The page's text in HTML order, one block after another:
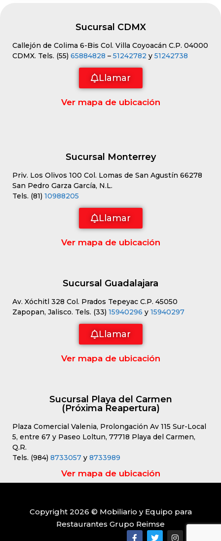
Sucursal CDMX
Callejón de Colima 6-Bis Col. Villa Coyoacán C.P. 04000
CDMX. Tels. (55) 65884828 – 51242782 y 51242738
Llamar
Ver mapa de ubicación
Sucursal Monterrey
Priv. Los Olivos 100 Col. Lomas de San Agustín 66278
San Pedro Garza García, N.L.
Tels. (81) 10988205
Llamar
Ver mapa de ubicación
Sucursal Guadalajara
Av. Xóchitl 328 Col. Prados Tepeyac C.P. 45050
Zapopan, Jalisco. Tels. (33) 15940296 y 15940297
Llamar
Ver mapa de ubicación
Sucursal Playa del Carmen
(Próxima Reapertura)
Plaza Comercial Valenia, Prolongación Av 115 Sur-Local
5, entre 67 y Paseo Loltun, 77718 Playa del Carmen,
Q.R.
Tels. (984) 8733057 y 8733989
Ver mapa de ubicación
Copyright 2026 © Mobiliario y Equipo para
Restaurantes Grupo Reimse